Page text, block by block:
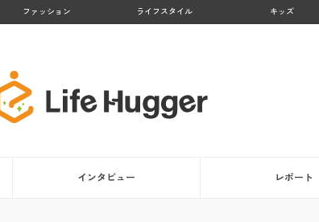
ファッション ライフスタイル キッズ
インタビュー レポート